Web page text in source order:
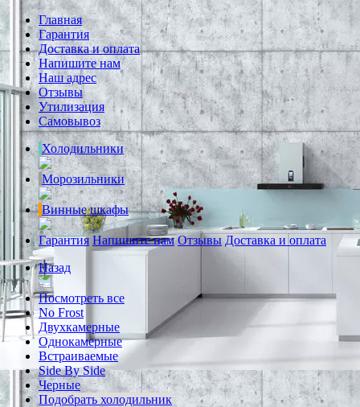
Главная
Гарантия
Доставка и оплата
Напишите нам
Наш адрес
Отзывы
Утилизация
Самовывоз
Холодильники
Морозильники
Винные шкафы
Гарантия Напишите нам Отзывы Доставка и оплата
Назад
Посмотреть все
No Frost
Двухкамерные
Однокамерные
Встраиваемые
Side By Side
Черные
Подобрать холодильник